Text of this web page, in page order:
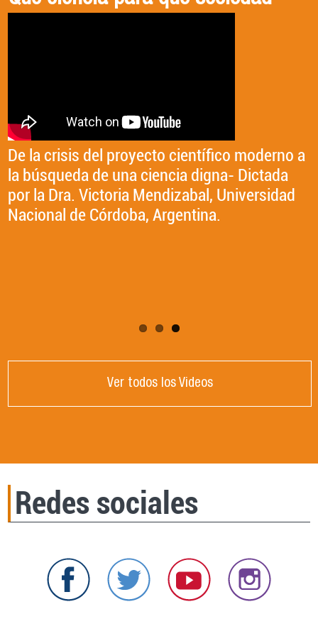
UNA SALUD: "COMUNICAR LA SALUD EN
CLAVE PLANETARIA. REPENSAR EL
BIENESTAR Y LOS CUIDADOS EN TIEMPOS
De la crisis del proyecto científico moderno a
la búsqueda de una ciencia digna- Dictada
por la Dra. Victoria Mendizabal, Universidad
Nacional de Córdoba, Argentina.
Ver todos los Videos
Redes sociales